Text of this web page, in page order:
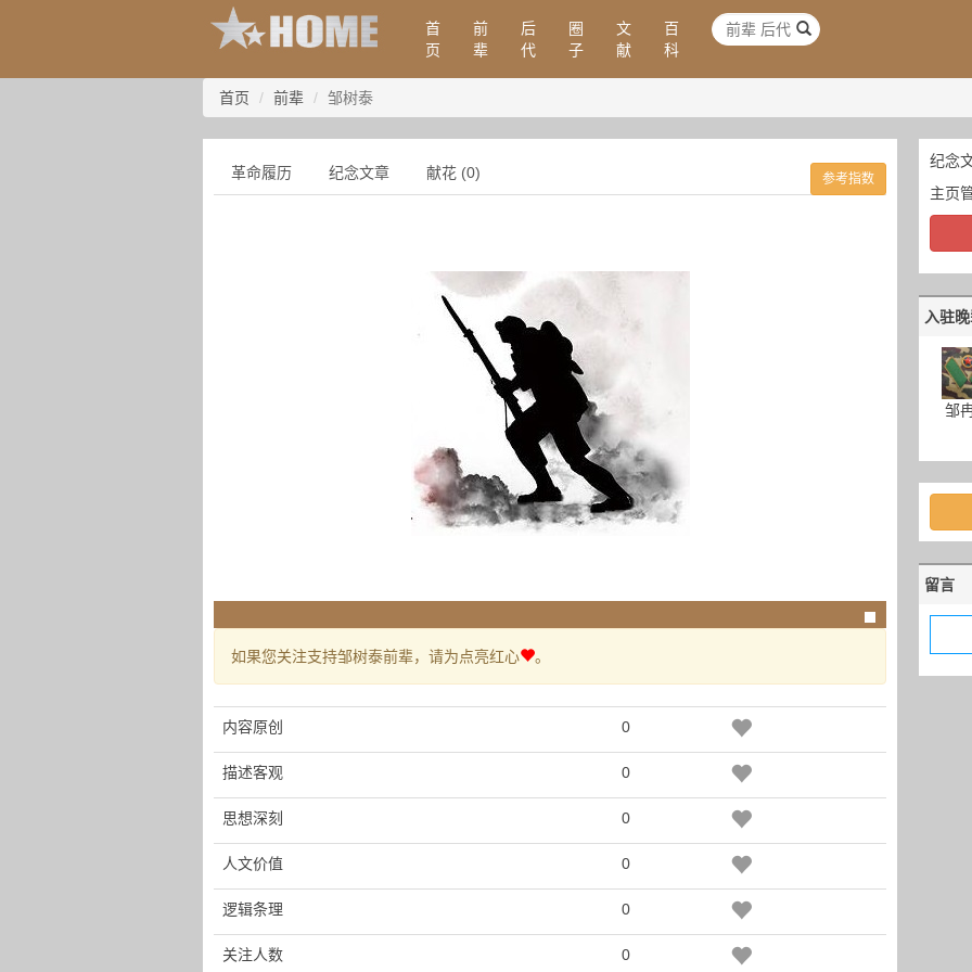
首
页
前
辈
后
代
圈
子
文
献
百
科
首页 前辈 邹树泰
革命履历 纪念文章 献花 (0) 参考指数
如果您关注支持邹树泰前辈，请为点亮红心 。
内容原创 0
描述客观 0
思想深刻 0
人文价值 0
逻辑条理 0
关注人数 0
纪念
主页
入驻
邹
留言